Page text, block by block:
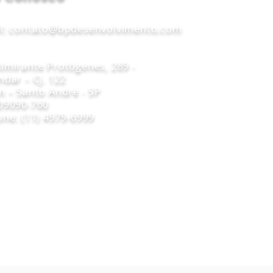
contato@bpdesenvolvimento.com
Protógenes, 289 -
– Cj. 122
– Santo André - SP
09090-760
(11) 4979-6999